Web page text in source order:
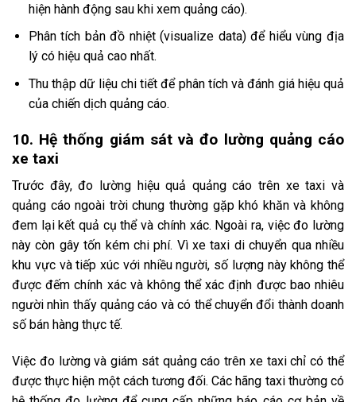
hiện hành động sau khi xem quảng cáo).
Phân tích bản đồ nhiệt (visualize data) để hiểu vùng địa
lý có hiệu quả cao nhất.
Thu thập dữ liệu chi tiết để phân tích và đánh giá hiệu quả
của chiến dịch quảng cáo.
10. Hệ thống giám sát và đo lường quảng cáo
xe taxi
Trước đây, đo lường hiệu quả quảng cáo trên xe taxi và
quảng cáo ngoài trời chung thường gặp khó khăn và không
đem lại kết quả cụ thể và chính xác. Ngoài ra, việc đo lường
này còn gây tốn kém chi phí. Vì xe taxi di chuyển qua nhiều
khu vực và tiếp xúc với nhiều người, số lượng này không thể
được đếm chính xác và không thể xác định được bao nhiêu
người nhìn thấy quảng cáo và có thể chuyển đổi thành doanh
số bán hàng thực tế.
Việc đo lường và giám sát quảng cáo trên xe taxi chỉ có thể
được thực hiện một cách tương đối. Các hãng taxi thường có